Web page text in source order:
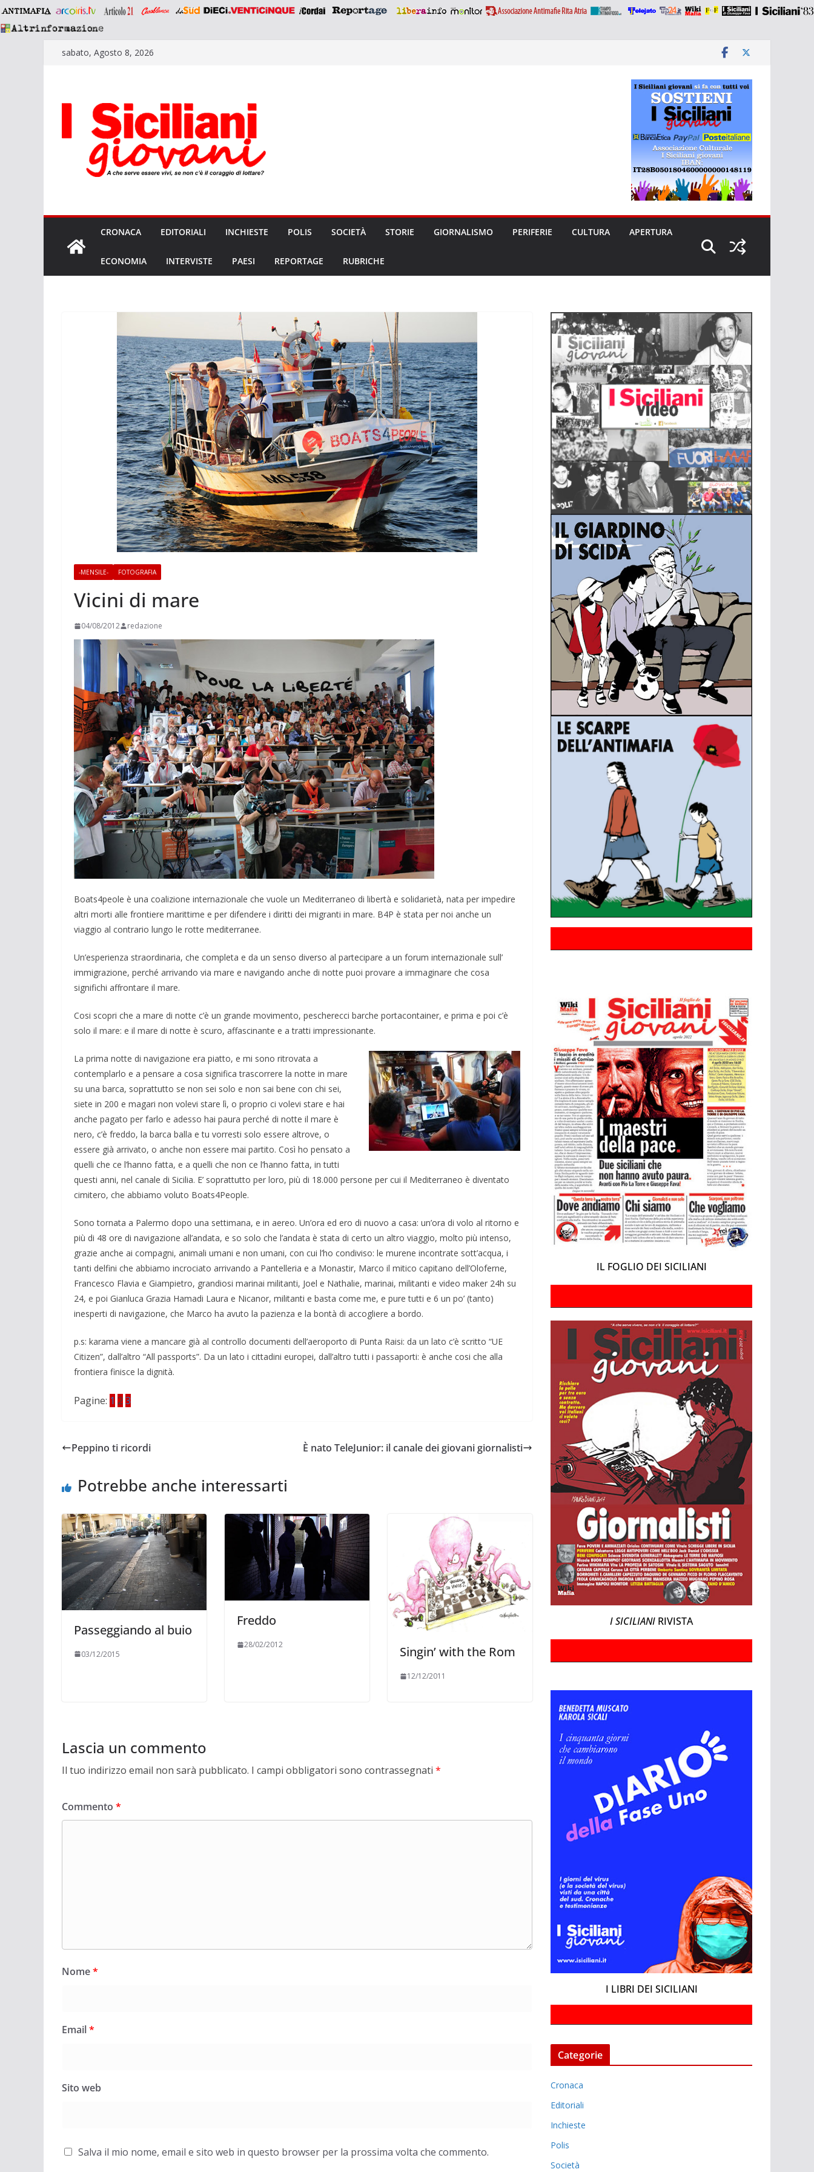
Saltasabato, Agosto 8, 2026
CRONACA EDITORIALI INCHIESTE POLIS SOCIETÀ STORIE GIORNALISMO PERIFERIE CULTURA APERTURA
ECONOMIA INTERVISTE PAESI REPORTAGE RUBRICHE
-MENSILE- FOTOGRAFIA
Vicini di mare
04/08/2012 redazione
Boats4peole è una coalizione internazionale che vuole un Mediterraneo di libertà e solidarietà, nata per impedire
altri morti alle frontiere marittime e per difendere i diritti dei migranti in mare. B4P è stata per noi anche un
viaggio al contrario lungo le rotte mediterranee.
Un’esperienza straordinaria, che completa e da un senso diverso al partecipare a un forum internazionale sull’
immigrazione, perché arrivando via mare e navigando anche di notte puoi provare a immaginare che cosa
significhi affrontare il mare.
Cosi scopri che a mare di notte c’è un grande movimento, pescherecci barche portacontainer, e prima e poi c’è
solo il mare: e il mare di notte è scuro, affascinante e a tratti impressionante.
La prima notte di navigazione era piatto, e mi sono ritrovata a
contemplarlo e a pensare a cosa significa trascorrere la notte in mare
su una barca, soprattutto se non sei solo e non sai bene con chi sei,
siete in 200 e magari non volevi stare lì, o proprio ci volevi stare e hai
anche pagato per farlo e adesso hai paura perché di notte il mare è
nero, c’è freddo, la barca balla e tu vorresti solo essere altrove, o
essere già arrivato, o anche non essere mai partito. Così ho pensato a
quelli che ce l’hanno fatta, e a quelli che non ce l’hanno fatta, in tutti
questi anni, nel canale di Sicilia. E’ soprattutto per loro, più di 18.000 persone per cui il Mediterraneo è diventato
cimitero, che abbiamo voluto Boats4People.
Sono tornata a Palermo dopo una settimana, e in aereo. Un’ora ed ero di nuovo a casa: un’ora di volo al ritorno e
più di 48 ore di navigazione all’andata, e so solo che l’andata è stata di certo un altro viaggio, molto più intenso,
grazie anche ai compagni, animali umani e non umani, con cui l’ho condiviso: le murene incontrate sott’acqua, i
tanti delfini che abbiamo incrociato arrivando a Pantelleria e a Monastir, Marco il mitico capitano dell’Oloferne,
Francesco Flavia e Giampietro, grandiosi marinai militanti, Joel e Nathalie, marinai, militanti e video maker 24h su
24, e poi Gianluca Grazia Hamadi Laura e Nicanor, militanti e basta come me, e pure tutti e 6 un po’ (tanto)
inesperti di navigazione, che Marco ha avuto la pazienza e la bontà di accogliere a bordo.
p.s: karama viene a mancare già al controllo documenti dell’aeroporto di Punta Raisi: da un lato c’è scritto “UE
Citizen”, dall’altro “All passports”. Da un lato i cittadini europei, dall’altro tutti i passaporti: è anche cosi che alla
frontiera finisce la dignità.
Pagine: 1 2 3
Peppino ti ricordi È nato TeleJunior: il canale dei giovani giornalisti
Potrebbe anche interessarti
Passeggiando al buio
03/12/2015
Freddo
28/02/2012 Singin’ with the Rom
12/12/2011
Lascia un commento
Il tuo indirizzo email non sarà pubblicato. I campi obbligatori sono contrassegnati *
Commento *
Nome*
Email*
Sito web
Salva il mio nome, email e sito web in questo browser per la prossima volta che commento.
IL FOGLIO DEI SICILIANI
I SICILIANI RIVISTA
I LIBRI DEI SICILIANI
Categorie
Cronaca
Editoriali
Inchieste
Polis
Società